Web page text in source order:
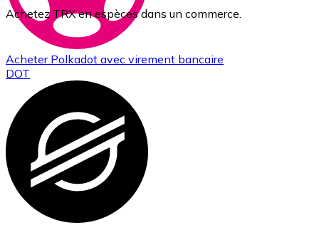
Acheter Polkadot avec virement bancaire
DOT
Achetez TRX en espèces dans un commerce.